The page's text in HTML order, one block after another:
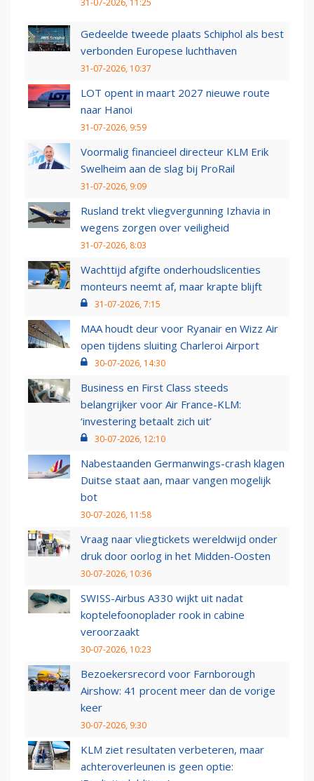
Gedeelde tweede plaats Schiphol als best
verbonden Europese luchthaven
31-07-2026, 10:37
LOT opent in maart 2027 nieuwe route
naar Hanoi
31-07-2026, 9:59
Voormalig financieel directeur KLM Erik
Swelheim aan de slag bij ProRail
31-07-2026, 9:09
Rusland trekt vliegvergunning Izhavia in
wegens zorgen over veiligheid
31-07-2026, 8:03
Wachttijd afgifte onderhoudslicenties
monteurs neemt af, maar krapte blijft
31-07-2026, 7:15
MAA houdt deur voor Ryanair en Wizz Air
open tijdens sluiting Charleroi Airport
30-07-2026, 14:30
Business en First Class steeds
belangrijker voor Air France-KLM:
‘investering betaalt zich uit’
30-07-2026, 12:10
Nabestaanden Germanwings-crash klagen
Duitse staat aan, maar vangen mogelijk
bot
30-07-2026, 11:58
Vraag naar vliegtickets wereldwijd onder
druk door oorlog in het Midden-Oosten
30-07-2026, 10:36
SWISS-Airbus A330 wijkt uit nadat
koptelefoonoplader rook in cabine
veroorzaakt
30-07-2026, 10:23
Bezoekersrecord voor Farnborough
Airshow: 41 procent meer dan de vorige
keer
30-07-2026, 9:30
KLM ziet resultaten verbeteren, maar
achteroverleunen is geen optie: